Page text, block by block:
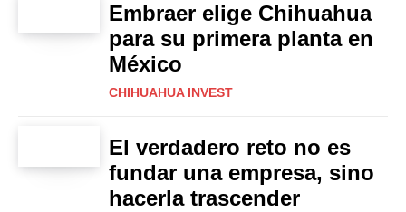
Embraer elige Chihuahua
para su primera planta en
México
CHIHUAHUA INVEST
El verdadero reto no es
fundar una empresa, sino
hacerla trascender